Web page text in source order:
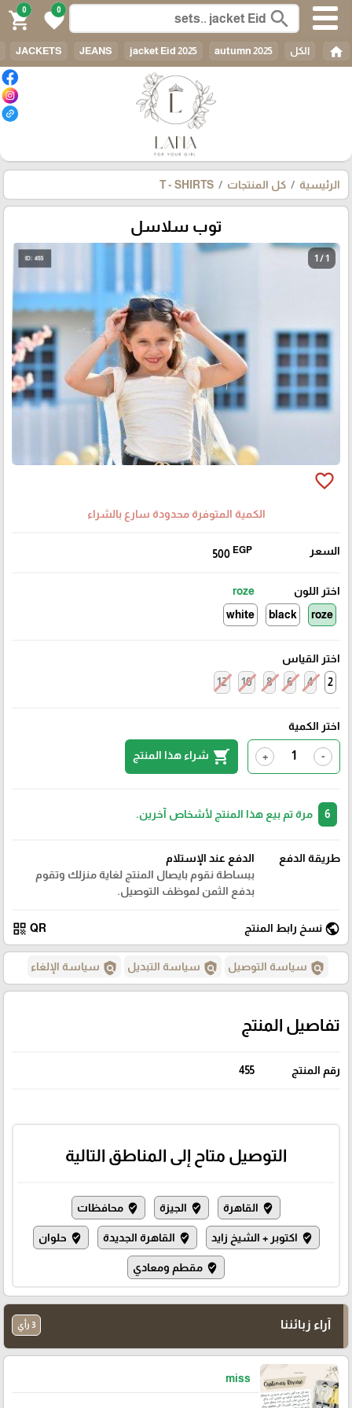
search
0
favorite
0
shopping_cart
home الكل JACKETS JEANS jacket Eid 2025 autumn 2025
الرئيسية كل المنتجات T - SHIRTS
توب سلاسل
1 / 1
favorite_border
الكمية المتوفرة محدودة سارع بالشراء
السعر 500 EGP
اختر اللون
roze
roze
black
white
اختر القياس
2
4
6
8
10
12
اختر الكمية
-
+
shopping_cart شراء هذا المنتج
مرة تم بيع هذا المنتج لأشخاص آخرين.
طريقة الدفع
الدفع عند الإستلام
ببساطة نقوم بايصال المنتج لغاية منزلك وتقوم
بدفع الثمن لموظف التوصيل.
public نسخ رابط المنتج QR
qr_code
policy سياسة التوصيل policy سياسة التبديل policy سياسة الإلغاء
تفاصيل المنتج
رقم المنتج 455
التوصيل متاح إلى المناطق التالية
where_to_vote القاهرة where_to_vote الجيزة where_to_vote محافظات
where_to_vote اكتوبر + الشيخ زايد where_to_vote القاهرة الجديدة where_to_vote حلوان
where_to_vote مقطم ومعادي
آراء زبائننا 3 رأي
miss